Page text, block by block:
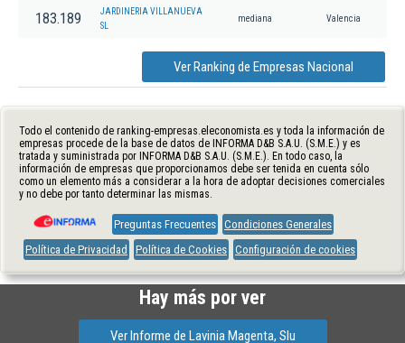
183.189
JARDINERIA VILLANUEVA
SL
mediana Valencia
Ver Ranking de Empresas Nacional
Todo el contenido de ranking-empresas.eleconomista.es y toda la información de
empresas procede de la base de datos de INFORMA D&B S.A.U. (S.M.E.) y es
tratada y suministrada por INFORMA D&B S.A.U. (S.M.E.). En todo caso, la
información de empresas que proporcionamos debe ser tenida en cuenta sólo
como un elemento más a considerar a la hora de adoptar decisiones comerciales
y no debe por tanto determinar las mismas.
Preguntas Frecuentes Condiciones Generales
Política de Privacidad
Política de Cookies Configuración de cookies
Hay más por ver
Ver Informe de Lavinia Magenta, Slu